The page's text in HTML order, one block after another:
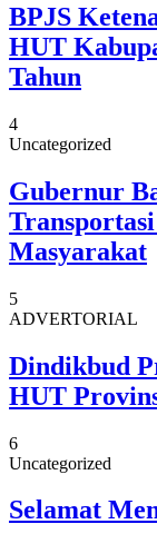
BPJS
HUT
Tahun
4
Uncategorized
Gubernur
Masyarakat
5
ADVERTORIAL
Dindikbud
HUT
6
Uncategorized
Selamat